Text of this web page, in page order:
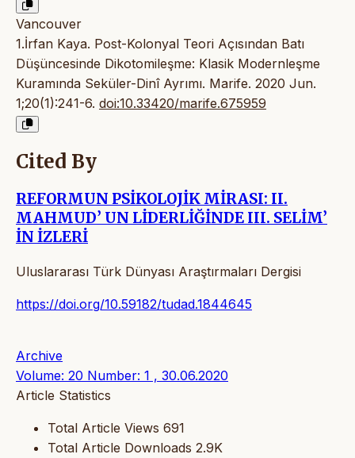
Vancouver
1.İrfan Kaya. Post-Kolonyal Teori Açısından Batı
Düşüncesinde Dikotomileşme: Klasik Modernleşme
Kuramında Seküler-Dinî Ayrımı. Marife. 2020 Jun.
1;20(1):241-6. doi:10.33420/marife.675959
Cited By
REFORMUN PSİKOLOJİK MİRASI: II.
MAHMUD’ UN LİDERLİĞİNDE III. SELİM’
İN İZLERİ
Uluslararası Türk Dünyası Araştırmaları Dergisi
https://doi.org/10.59182/tudad.1844645
Archive
Volume: 20 Number: 1 , 30.06.2020
Article Statistics
Total Article Views 691
Total Article Downloads 2.9K